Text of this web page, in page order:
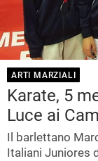
ARTI MARZIALI
Karate, 5
Luce ai
Il barlettano
Italiani Juniores